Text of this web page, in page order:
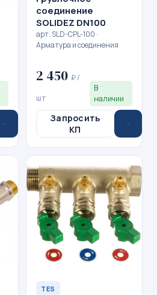
соединение
SOLIDEZ DN100
арт. SLD-CPL-100 ·
Арматура и соединения
2 450 ₽ /
шт
В
наличии
Запросить
КП
TES